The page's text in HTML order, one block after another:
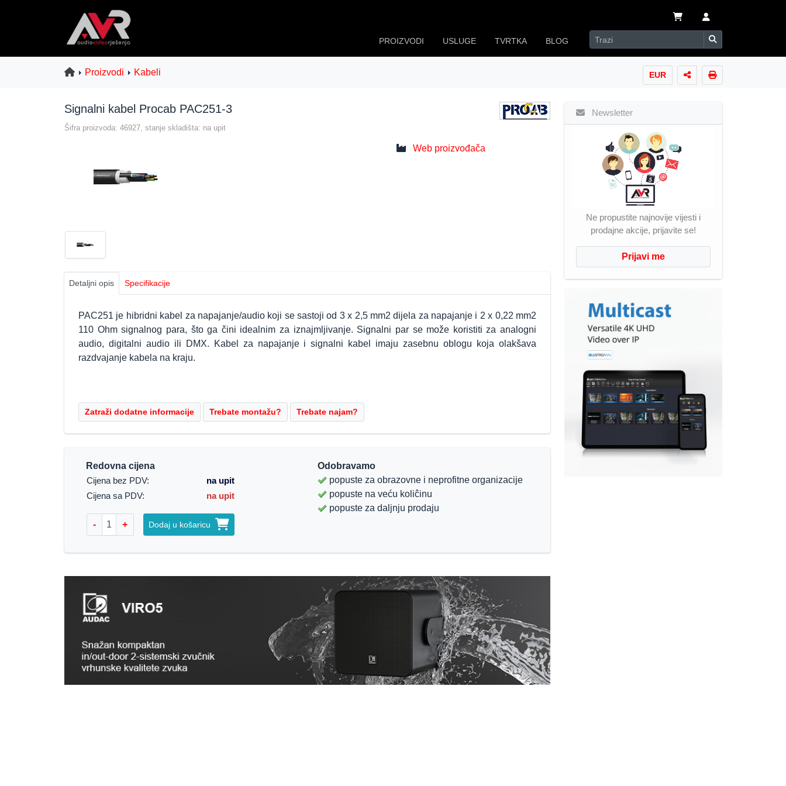
PROIZVODI USLUGE TVRTKA BLOG
EUR
Proizvodi Kabeli
Signalni kabel Procab PAC251-3
Šifra proizvoda: 46927, stanje skladišta: na upit
Web proizvođača
Detaljni opis Specifikacije
PAC251 je hibridni kabel za napajanje/audio koji se sastoji od 3 x 2,5 mm2 dijela za napajanje i 2 x 0,22 mm2
110 Ohm signalnog para, što ga čini idealnim za iznajmljivanje. Signalni par se može koristiti za analogni
audio, digitalni audio ili DMX. Kabel za napajanje i signalni kabel imaju zasebnu oblogu koja olakšava
razdvajanje kabela na kraju.
Redovna cijena
Cijena bez PDV:
na upit
Cijena sa PDV:
na upit
- + Dodaj u košaricu
Odobravamo
popuste za obrazovne i neprofitne organizacije
popuste na veću koliĉinu
popuste za daljnju prodaju
Newsletter
Ne propustite najnovije vijesti i
prodajne akcije, prijavite se!
Prijavi me